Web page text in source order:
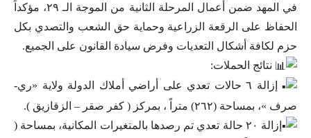
في المهد ضمن أعمال المرحلة الثانية من الموجة الـ ٢٩، مؤكداً
الحفاظ على الرقعة الزراعية وحماية حق الشعب والتصدي بكل
حزم لكافة أشكال التعديات وفرض سيادة القانون على الجميع.
​نتائج الحملات:
إزالة ٦ حالات تعدي على أراضي أملاك الدولة ولاية «ري-
صرف »، بمساحة (٢٦٢) متراً ، بمركز ( كفر صقر – الزقازيق ).
إزالة ٢٠ حالة تعدي تم رصدها بالمتغيرات المكانية، بمساحة (